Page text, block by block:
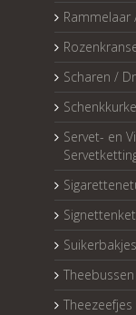
Rammelaar
Scharen /
Servet- en
Theezeefjes